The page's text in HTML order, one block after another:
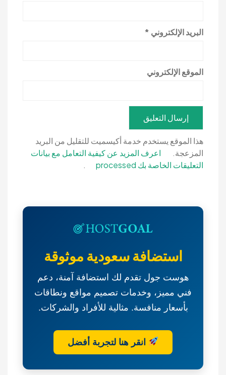
البريد الإلكتروني *
الموقع الإلكتروني
هذا الموقع يستخدم خدمة أكيسميت للتقليل من البريد
المزعجة.
اعرف المزيد عن كيفية التعامل مع بيانات
التعليقات الخاصة بك processed
.
استضافة سعودية موثوقة
هوست جول تقدم لك استضافة آمنة، دعم
فني مميز، وخدمات تصميم مواقع ونطاقات
بأسعار منافسة. مثالية للأفراد والشركات.
انقر هنا لتجربة أفضل